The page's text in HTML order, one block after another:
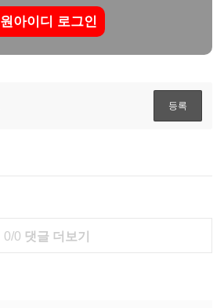
원아이디 로그인
0/0 댓글 더보기